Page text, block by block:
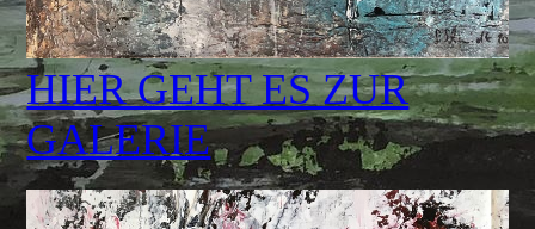
HIER GEHT ES ZUR
GALERIE